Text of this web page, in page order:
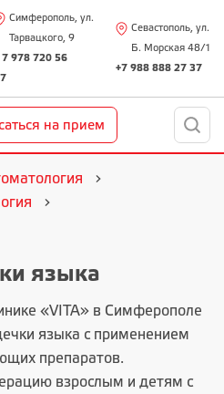
Симферополь, ул.
Тарвацкого, 9
7 978 720 56
Севастополь, ул.
Б. Морская 48/1
+7 988 888 27 37
на прием
языка
«VITA» в Симферополе
языка с применением
препаратов.
взрослым и детям с